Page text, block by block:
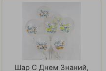
Шар С Днем Знаний,